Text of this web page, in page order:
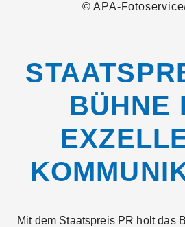
© APA-
BÜHNE
Mit dem Staatspreis PR holt das